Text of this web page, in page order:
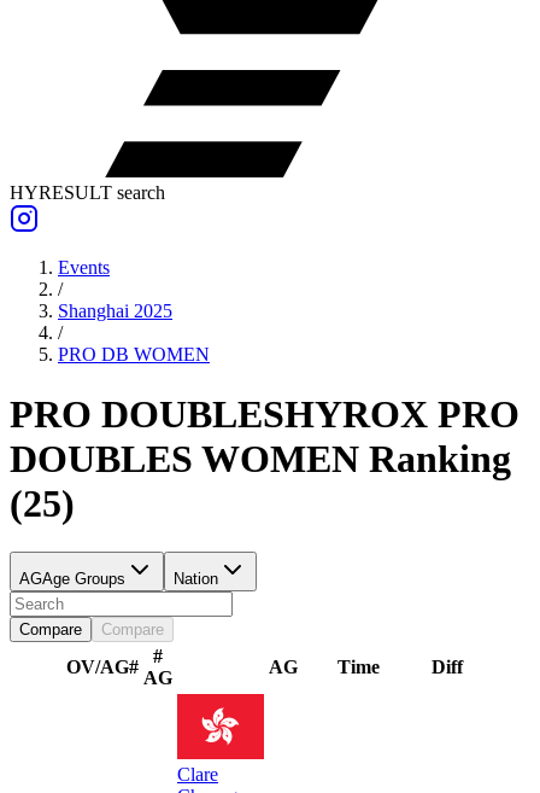
HYRESULT search
Events
/
Shanghai 2025
/
PRO DB WOMEN
PRO DOUBLESHYROX PRO
DOUBLES WOMEN Ranking
(25)
AGAge Groups Nation
Compare Compare
OV/AG#
#
AG
AG Time Diff
Clare